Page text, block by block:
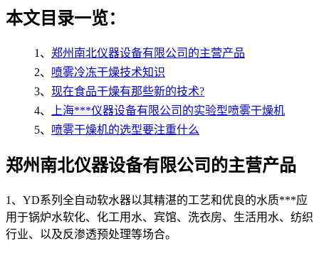
本文目录一览：
1、 郑州南北仪器设备有限公司的主营产品
2、 喷雾冷冻干燥技术知识
3、 现在食品干燥有那些新的技术?
4、
上海***仪器设备有限公司的实验型喷雾干燥机
5、 喷雾干燥机的选型要注重什么
郑州南北仪器设备有限公司的主营产品
1、YD系列全自动软水器以其精湛的工艺和优良的水质***应
用于锅炉水软化、化工用水、宾馆、洗衣房、生活用水、纺织
行业、以及反渗透预处理等场合。